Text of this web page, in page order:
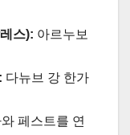
스): 아르누보
다뉴브 강 한가
페스트를 연